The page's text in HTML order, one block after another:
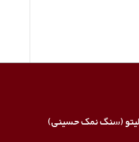
(سنگ نمک حسینی)